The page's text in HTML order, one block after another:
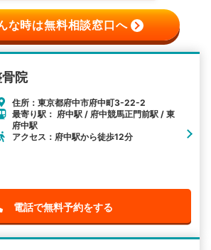
な時は無料相談窓口へ
院
住所：東京都府中市府中町3-22-2
最寄り駅： 府中駅 / 府中競馬正門前駅 / 東
府中駅
アクセス：府中駅から徒歩12分
電話で無料予約をする